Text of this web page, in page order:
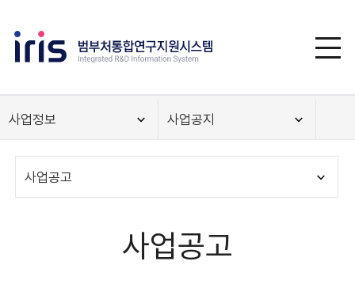
사업정보 사업공지
사업공고
사업공고